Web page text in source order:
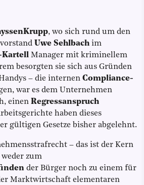
, wo sich rund um den
Uwe Sehlbach im
Kartell Manager mit kriminellem
besorgten sie sich aus Gründen
– die internen Compliance-
war es dem Unternehmen
einen Regressanspruch
haben dieses
gültigen Gesetze bisher abgelehnt.
– das ist der Kern
weder zum
der Bürger noch zu einem für
Marktwirtschaft elementaren